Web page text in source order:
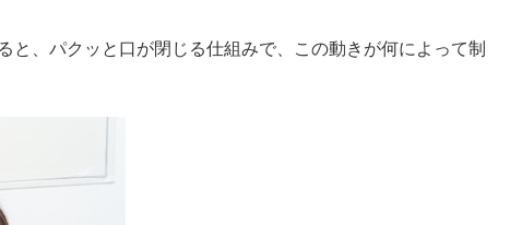
、パクッと口が閉じる仕組みで、この動きが何によって制